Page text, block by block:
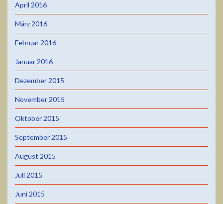
April 2016
März 2016
Februar 2016
Januar 2016
Dezember 2015
November 2015
Oktober 2015
September 2015
August 2015
Juli 2015
Juni 2015